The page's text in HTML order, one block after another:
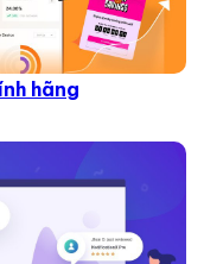
hãng